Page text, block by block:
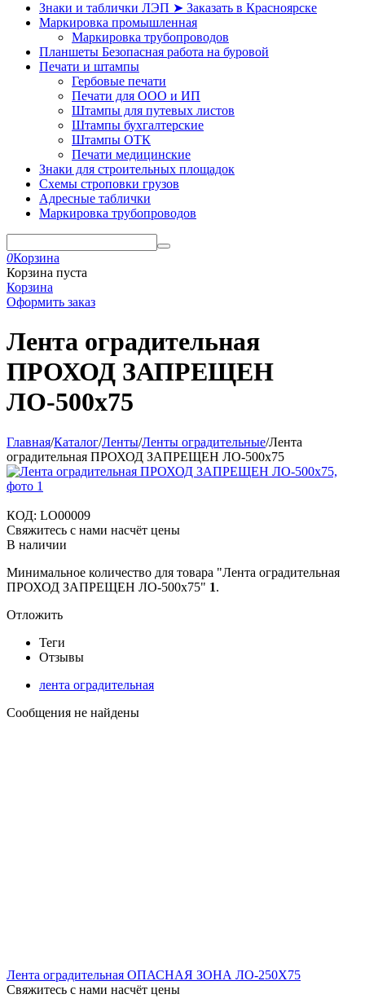
Знаки и таблички ЛЭП ➤ Заказать в Красноярске
Маркировка промышленная
Маркировка трубопроводов
Планшеты Безопасная работа на буровой
Печати и штампы
Гербовые печати
Печати для ООО и ИП
Штампы для путевых листов
Штампы бухгалтерские
Штампы ОТК
Печати медицинские
Знаки для строительных площадок
Схемы строповки грузов
Адресные таблички
Маркировка трубопроводов
0Корзина
Корзина пуста
Корзина
Оформить заказ
Лента оградительная
ПРОХОД ЗАПРЕЩЕН
ЛО-500x75
Главная/Каталог/Ленты/Ленты оградительные/Лента
оградительная ПРОХОД ЗАПРЕЩЕН ЛО-500x75
КОД: LO00009
Свяжитесь с нами насчёт цены
В наличии
Минимальное количество для товара "Лента оградительная
ПРОХОД ЗАПРЕЩЕН ЛО-500x75" 1.
Отложить
Теги
Отзывы
лента оградительная
Сообщения не найдены
Лента оградительная ОПАСНАЯ ЗОНА ЛО-250X75
Свяжитесь с нами насчёт цены